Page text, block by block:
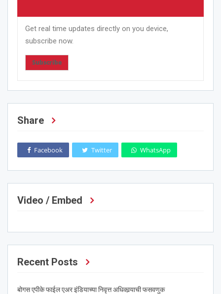
Get real time updates directly on you device,
subscribe now.
Subscribe
Share
Facebook Twitter WhatsApp
Video / Embed
Recent Posts
बोगस एपीके फाईल एअर इंडियाच्या निवृत्त अधिकार्‍याची फसवणुक